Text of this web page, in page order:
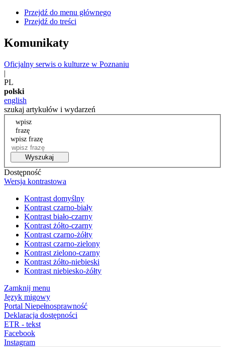
Przejdź do menu głównego
Przejdź do treści
Komunikaty
Oficjalny serwis o kulturze w Poznaniu
|
PL
polski
english
szukaj artykułów i wydarzeń
wpisz
frazę
wpisz frazę
Wyszukaj
Dostępność
Wersja kontrastowa
Kontrast domyślny
Kontrast czarno-biały
Kontrast biało-czarny
Kontrast żółto-czarny
Kontrast czarno-żółty
Kontrast czarno-zielony
Kontrast zielono-czarny
Kontrast żółto-niebieski
Kontrast niebiesko-żółty
Zamknij menu
Język migowy
Portal Niepełnosprawność
Deklaracja dostępności
ETR - tekst
Facebook
Instagram